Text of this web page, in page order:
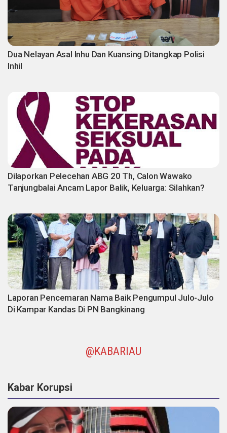
Dua Nelayan Asal Inhu Dan Kuansing Ditangkap Polisi
Inhil
Dilaporkan Pelecehan ABG 20 Th, Calon Wawako
Tanjungbalai Ancam Lapor Balik, Keluarga: Silahkan?
Laporan Pencemaran Nama Baik Pengumpul Julo-Julo
Di Kampar Kandas Di PN Bangkinang
@KABARIAU
Kabar Korupsi